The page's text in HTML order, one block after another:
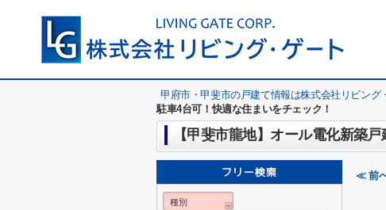
甲府市・甲斐市の戸建て情報は株式会社リビング
駐車4台可！快適な住まいをチェック！
【甲斐市龍地】オール電化新築
≪ 前
種別